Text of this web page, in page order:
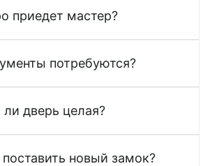
приедет мастер?
потребуются?
ли дверь целая?
новый замок?